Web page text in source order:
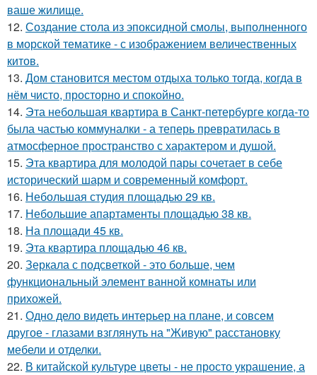
ваше жилище.
12. Создание стола из эпоксидной смолы, выполненного
в морской тематике - с изображением величественных
китов.
13. Дом становится местом отдыха только тогда, когда в
нём чисто, просторно и спокойно.
14. Эта небольшая квартира в Санкт-петербурге когда-то
была частью коммуналки - а теперь превратилась в
атмосферное пространство с характером и душой.
15. Эта квартира для молодой пары сочетает в себе
исторический шарм и современный комфорт.
16. Небольшая студия площадью 29 кв.
17. Небольшие апартаменты площадью 38 кв.
18. На площади 45 кв.
19. Эта квартира площадью 46 кв.
20. Зеркала с подсветкой - это больше, чем
функциональный элемент ванной комнаты или
прихожей.
21. Одно дело видеть интерьер на плане, и совсем
другое - глазами взглянуть на "Живую" расстановку
мебели и отделки.
22. В китайской культуре цветы - не просто украшение, а